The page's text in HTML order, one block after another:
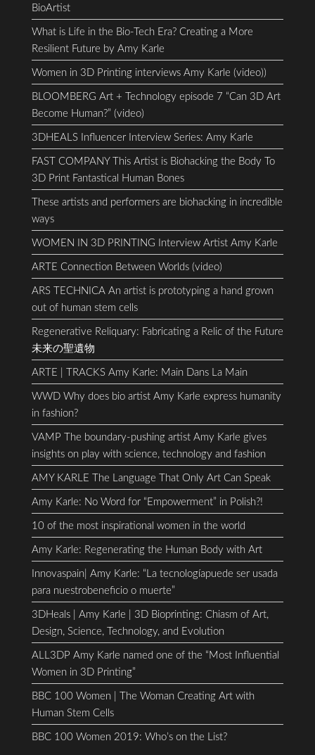
BioArtist
What is Life in the Bio-Tech Era? Creating a More
Resilient Future by Amy Karle
Women in 3D Printing interviews Amy Karle (video))
BLOOMBERG Art + Technology episode 7 “Can 3D Art
Become Human?” (video)
3DHEALS Influencer Interview Series: Amy Karle
FAST COMPANY This Artist is Biohacking the Body To
3D Print Fantastical Human Bones
These artists and performers are biohacking in incredible
ways
WOMEN IN 3D PRINTING Interview Artist Amy Karle
ARTE Connection Between Worlds (video)
ARS TECHNICA An artist is prototyping a hand grown
out of human stem cells
Regenerative Reliquary: Fabricating a Relic of the Future
未来の聖遺物
ARTE | TRACKS Amy Karle: Main Dans La Main
WWD Why does bio artist Amy Karle express humanity
in fashion?
VAMP The boundary-pushing artist Amy Karle gives
insights on play with science, technology and fashion
AMY KARLE The Language That Only Art Can Speak
Amy Karle: No Word for “Empowerment” in Polish?!
10 of the most inspirational women in the world
Amy Karle: Regenerating the Human Body with Art
Innovaspain| Amy Karle: “La tecnologíapuede ser usada
para nuestrobeneficio o muerte”
3DHeals | Amy Karle | 3D Bioprinting: Chiasm of Art,
Design, Science, Technology, and Evolution
ALL3DP Amy Karle named one of the “Most Influential
Women in 3D Printing”
BBC 100 Women | The Woman Creating Art with
Human Stem Cells
BBC 100 Women 2019: Who’s on the List?